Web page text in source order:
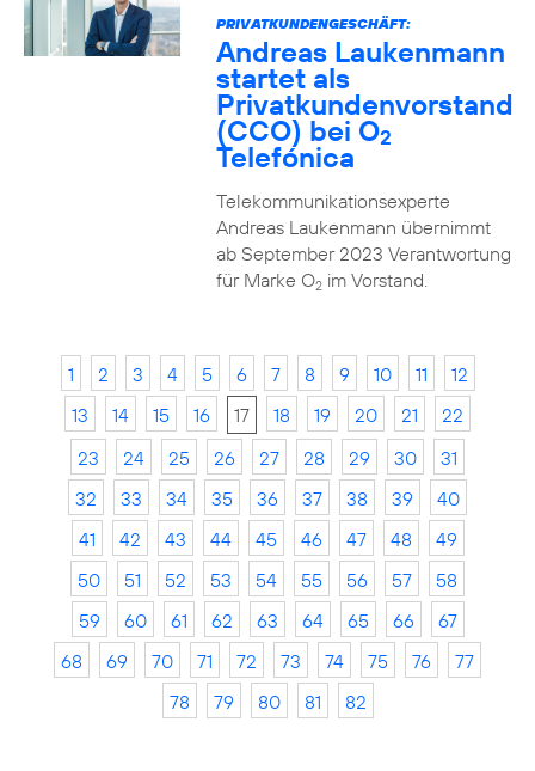
PRIVATKUNDENGESCHÄFT:
Andreas Laukenmann
startet als
Privatkundenvorstand
(CCO) bei O2
Telefónica
Telekommunikationsexperte
Andreas Laukenmann übernimmt
ab September 2023 Verantwortung
für Marke O2im Vorstand.
1 2 3 4 5 6 7 8 9 10 11
12
13
14 15 16 17 18 19 20 21
22
23
24 25 26 27 28 29 30
31
32
33 34 35 36 37 38 39
40
41
42 43 44 45 46 47 48
49
50
51 52 53 54 55 56 57
58
59
60 61 62 63 64 65 66
67
68
69 70 71 72 73 74 75 76
77
78
79 80 81 82